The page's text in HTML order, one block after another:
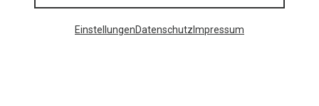
EinstellungenDatenschutz Impressum